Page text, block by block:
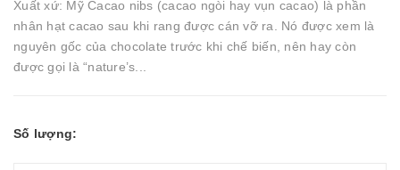
Xuất xứ: Mỹ Cacao nibs (cacao ngòi hay vụn cacao) là phần
nhân hạt cacao sau khi rang được cán vỡ ra. Nó được xem là
nguyên gốc của chocolate trước khi chế biến, nên hay còn
được gọi là “nature’s...
Số lượng: